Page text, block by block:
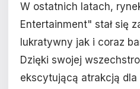
W ostatnich latach,
Entertainment" stał się
lukratywny jak i coraz
Dzięki swojej
ekscytującą atrakcją